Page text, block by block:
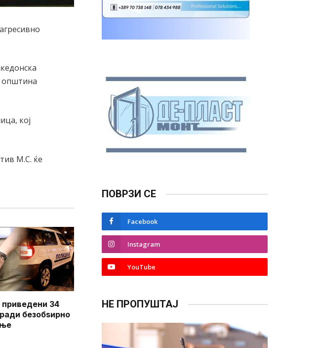
општина
кој
М.С. ќе
34
безобѕирно
ПОВРЗИ СЕ
Facebook
Instagram
YouTube
НЕ ПРОПУШТАЈ